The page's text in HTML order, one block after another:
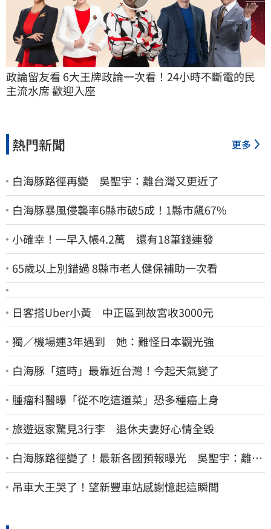
政論留友看 6大王牌政論一次看！24小時不斷電的民
主流水席 歡迎入座
熱門新聞 更多
白海豚路徑再變 吳聖宇：離台灣又更近了
白海豚暴風侵襲率6縣市破5成！1縣市飆67%
小確幸！一早入帳4.2萬 還有18筆錢連發
65歲以上別錯過 8縣市老人健保補助一次看
日客搭Uber小黃 中正區到故宮收3000元
獨／機場連3年遇到 她：難怪日本觀光強
白海豚「這時」最靠近台灣！今起天氣變了
腫瘤科醫曝「從不吃這道菜」恐多種癌上身
旅遊返家驚見3行李 退休夫妻好心情全毀
白海豚路徑變了！最新各國預報曝光 吳聖宇：離台
灣又更近一點
吊車大王哭了！望新豐車站感謝憶起這瞬間